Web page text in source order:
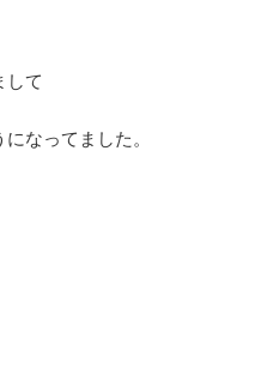
して
なってました。